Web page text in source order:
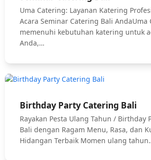
Uma Catering: Layanan Katering
Acara Seminar Catering Bali AndaUma
memenuhi kebutuhan katering untuk
Anda,…
Birthday Party Catering Bali
Rayakan Pesta Ulang Tahun / Birthday
Bali dengan Ragam Menu, Rasa, dan
Hidangan Terbaik Momen ulang